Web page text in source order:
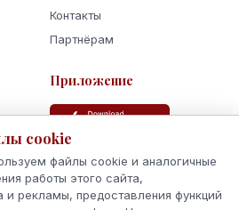
Контакты
Партнёрам
Приложение
cookie
файлы cookie и аналогичные
работы этого сайта,
и рекламы, предоставления функций